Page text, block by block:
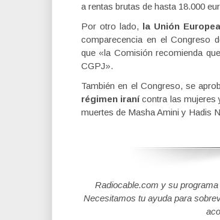
a rentas brutas de hasta 18.000
Por otro lado, la Unión
comparecencia en el Congreso
que «la Comisión recomienda
CGPJ».
También en el Congreso, se
régimen iranícontra las mujeres
muertes de Masha Amini y Hadis
Radiocable.com y su
Necesitamos tu ayuda para